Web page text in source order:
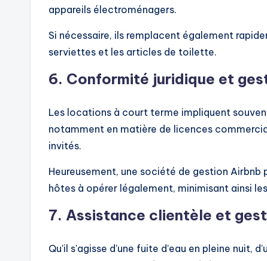
appareils électroménagers.
Si nécessaire, ils remplacent également
serviettes et les articles de toilette.
6. Conformité juridique et
Les locations à court terme impliquent
notamment en matière de licences
invités.
Heureusement, une société de gestion
hôtes à opérer légalement, minimisant ainsi
7. Assistance clientèle et
Qu'il s'agisse d'une fuite d'eau en pleine nuit,